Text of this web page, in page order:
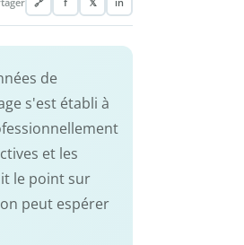
🔗 f 𝕏 in
de
s'est établi à
et les
le point sur
peut espérer